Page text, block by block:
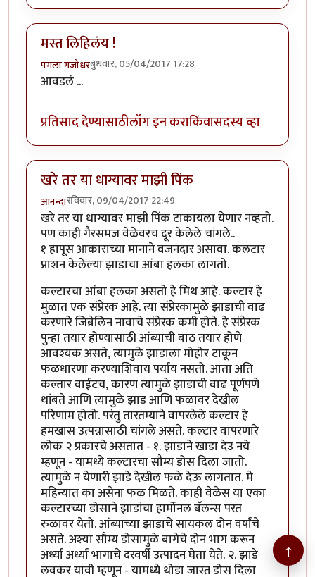
मस्त लिहिलंय !
पगला गजोधरबुधवार, 05/04/2017 17:28
आवडलं ...
प्रतिसाद देण्यासाठीलॉग इन कराकिंवासदस्य व्हा
खरे तर या धाग्यावर माझी पिंक
आनन्दारविवार, 09/04/2017 22:49
खरे तर या धाग्यावर माझी पिंक टाकायला येणार नव्हतो.
पण काही गैरसमज वेळेवरच दूर केलेले चांगले..
१ हापूस आकाराच्या मानाने वजनदार असावा. कलटार
प्राशन केलेल्या झाडाचा आंबा हलका लागतो.
कल्टारचा आंबा हलका असतो हे मिथ आहे. कल्टार हे
मुळात एक संप्रेरक आहे. त्या संप्रेरकामुळे झाडाची वाढ
करणारे जिब्रेलिन नावाचे संप्रेरक कमी होते. हे संप्रेरक
पुन्हा तयार होण्यासाठी आंब्याची बाठ तयार होणे
आवश्यक असते, त्यामुळे झाडाला मोहोर टाकून
फळधारणा करण्याशिवाय पर्याय नसतो. आता अति
कल्तार वाईटच, कारण त्यामुळे झाडाची वाढ पूर्णपणे
थांबते आणि त्यामुळे झाड आणि फळावर देखील
परिणाम होतो. परंतु तारतम्याने वापरलेले कल्टार हे
हमखास उत्पन्नासाठी चांगले असते. कल्टार वापरणारे
लोक २ प्रकारचे असतात - १. झाडाने खाडा देउ नये
म्हणून - यामध्ये कल्टारचा सौम्य डोस दिला जातो.
त्यामुळे न येणारी झाडे देखील फळे देऊ लागतात. मे
महिन्यात का असेना फळ मिळते. काही वेळेस या एका
कल्टारच्या डोसाने झाडांचा हार्मोनल बॅलन्स परत
रुळावर येतो. आंब्याच्या झाडाचे सायकल दोन वर्षांचे
असते. अश्या सौम्य डोसामुळे बागेचे दोन भाग करून
अर्ध्या अर्ध्या भागाचे दरवर्षी उत्पादन घेता येते. २. झाडे
लवकर यावी म्हणून - यामध्ये थोडा जास्त डोस दिला
↑